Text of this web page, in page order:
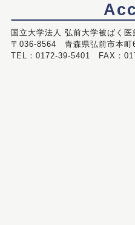
国立大学法人 弘前大学被ばく医
〒036-8564 青森県弘前市本町
TEL：0172-39-5401 FAX：